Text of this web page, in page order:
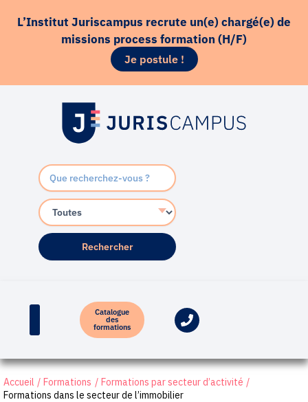
principal
L’Institut Juriscampus recrute un(e) chargé(e) de
missions process formation (H/F)
Je postule !
Catalogue
des
formations
Accueil Formations
Formations par secteur d’activité
Formations dans le secteur de l’immobilier